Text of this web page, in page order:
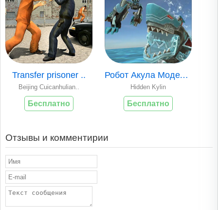
Transfer prisoner ..
Beijing Cuicanhulian..
Бесплатно
Робот Акула Модели..
Hidden Kylin
Бесплатно
Отзывы и комментирии